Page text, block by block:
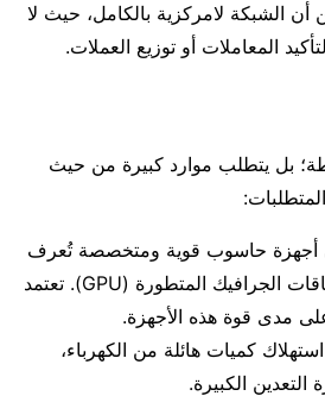
أن الشبكة لامركزية بالكامل، حيث لا
المعاملات أو توزيع العملات.
بل يتطلب موارد كبيرة من حيث
أجهزة حاسوب قوية ومتخصصة تُعرف
باسم أجهزة ASIC أو بطاقات الجرافيك المتطورة (GPU). تعتمد
مدى قوة هذه الأجهزة.
كميات هائلة من الكهرباء،
الكبيرة.